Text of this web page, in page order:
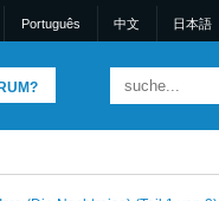
Português 中文 日本語